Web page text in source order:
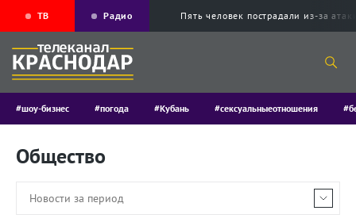
ТВ Радио Пять человек пострадали из-за
#шоу-бизнес #погода #Кубань #сексуальныеотношения
Общество